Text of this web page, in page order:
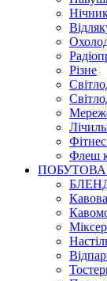
Різне
Флеш
ПОБУТОВА